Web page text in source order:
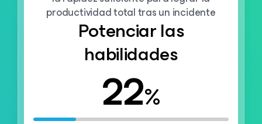
productividad total tras un incidente
Potenciar las
habilidades
22%